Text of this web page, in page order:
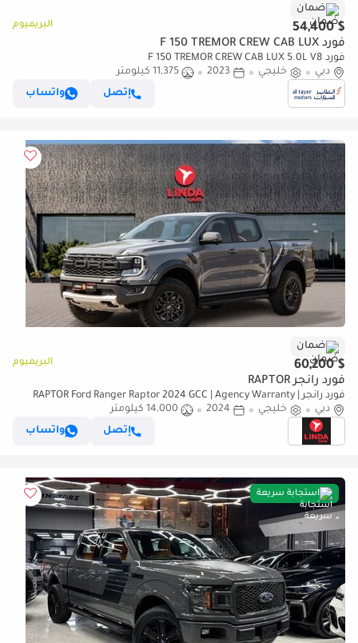
ضمان
$ 54,400 البريميوم
فورد F 150 TREMOR CREW CAB LUX
فورد F 150 TREMOR CREW CAB LUX 5.0L V8
دبي
خليجي 2023
11,375 كيلومتر
إتصل
واتساب
ضمان
$ 60,200 البريميوم
فورد رانجر RAPTOR
فورد رانجر RAPTOR Ford Ranger Raptor 2024 GCC | Agency Warranty |
Service Contract
دبي خليجي 2024
14,000 كيلومتر
إتصل
واتساب
استجابة سريعة